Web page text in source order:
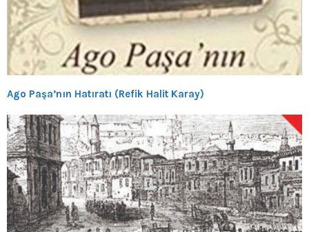
Ago Paşa’nın Hatıratı (Refik Halit Karay)